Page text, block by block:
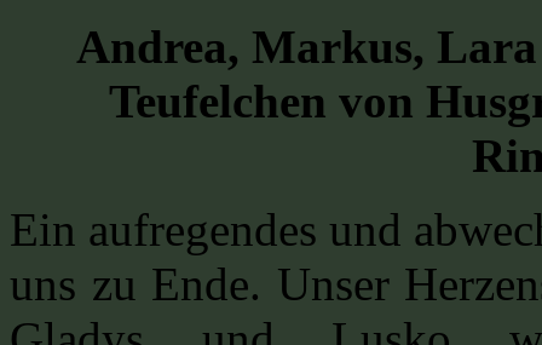
Andrea, Markus,
Teufelchen von
Ein aufregendes und
uns zu Ende. Unser